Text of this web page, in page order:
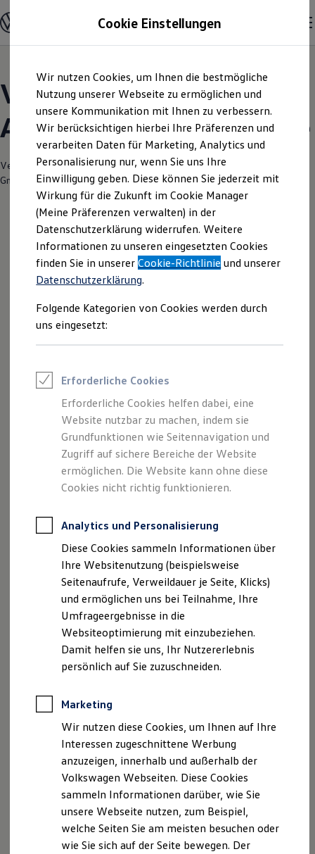
Hauptinhalt
springen
Footer
springen
Modelle und Konfigurator
Konfigurator
Modelle vergleichen
Elektroautos
ENERGY Sondermodelle
Nutzfahrzeuge
SUV und CUV
Familienautos
Kombis
Kompaktwagen
Sportwagen
Schnell verfügbare Fahrzeuge
Angebote und Produkte
Aktuelle Angebote
E-Auto-Förderung
Volkswagen Marktplatz
Die ENERGY Sondermodelle
Junge Gebrauchtwagen und Gebrauchtwagen
Volkswagen Zertifizierte Gebrauchtwagen
Elektromobilität bei Gebrauchtwagen
Saisonangebote
Reifenpakete
Leasing
Leasing-Angebote
Elektroauto Leasing
Kleinwagen-Leasing
Leasing ohne Anzahlung
Finanzierung
Autokredit mit Schlussrate
Versicherungen und Garantien
Kfz-Versicherung
Restschuldversicherungen
Garantien
Professional Class bei Volkswagen
Behörden
Direktkunden
Sonderfahrzeuge
Anpfiff zum Gewinn
Elektromobilität
Elektroautos
ID. Tutorials
Elektrofahrzeugkonzepte
ID. EVERY1
Reichweite
Rekuperation
Laden unterwegs
Laden Zuhause
Ladestationen finden
Ladezeitensimulator
Batterie
Sicherheit
Nachhaltigkeit
Technologie
Kosten und Kauf
Volkswagen Modelle |
Autohaus Ruhe Dinklage
Verantwortlich für die Inhalte auf dieser Seite ist die Autohaus Ruhe
GmbH
Impressum & Rechtliches)
Der Polo
Kompakt, wendig und voller Möglichkeiten.
Entdecken Sie den Polo.
Mehr zum Polo erfahren
So geht neu. Klar im Design. Stark im Alltag.
Entdecken Sie jetzt den neuen ID.3 Neo!
Mehr zum ID.3 Neo erfahren
Cookie Einstellungen
Wir nutzen Cookies, um Ihnen die bestmögliche
Nutzung unserer Webseite zu ermöglichen und
unsere Kommunikation mit Ihnen zu verbessern.
Wir berücksichtigen hierbei Ihre Präferenzen und
verarbeiten Daten für Marketing, Analytics und
Personalisierung nur, wenn Sie uns Ihre
Einwilligung geben. Diese können Sie jederzeit mit
Wirkung für die Zukunft im Cookie Manager
(Meine Präferenzen verwalten) in der
Datenschutzerklärung widerrufen. Weitere
Informationen zu unseren eingesetzten Cookies
finden Sie in unsererCookie-Richtlinie und unserer
Datenschutzerklärung.
Folgende Kategorien von Cookies werden durch
uns eingesetzt:
Erforderliche Cookies
Erforderliche Cookies helfen dabei, eine
Website nutzbar zu machen, indem sie
Grundfunktionen wie Seitennavigation und
Zugriff auf sichere Bereiche der Website
ermöglichen. Die Website kann ohne diese
Cookies nicht richtig funktionieren.
Analytics und Personalisierung
Diese Cookies sammeln Informationen über
Ihre Websitenutzung (beispielsweise
Seitenaufrufe, Verweildauer je Seite, Klicks)
und ermöglichen uns bei Teilnahme, Ihre
Umfrageergebnisse in die
Websiteoptimierung mit einzubeziehen.
Damit helfen sie uns, Ihr Nutzererlebnis
persönlich auf Sie zuzuschneiden.
Marketing
Wir nutzen diese Cookies, um Ihnen auf Ihre
Interessen zugeschnittene Werbung
anzuzeigen, innerhalb und außerhalb der
Volkswagen Webseiten. Diese Cookies
sammeln Informationen darüber, wie Sie
unsere Webseite nutzen, zum Beispiel,
welche Seiten Sie am meisten besuchen oder
wie Sie sich auf der Seite bewegen. Der